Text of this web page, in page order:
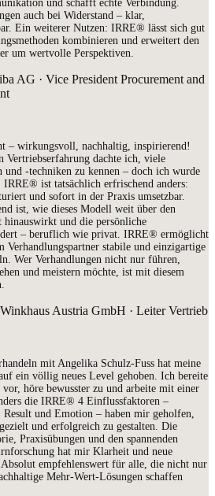
und schafft echte Verbindung.
auch bei Widerstand – klar,
Ein weiterer Nutzen: IRRE® lässt sich gut
kombinieren und erweitert den
um wertvolle Perspektiven.
AG · Vice President Procurement and
– wirkungsvoll, nachhaltig, inspirierend!
Vertriebserfahrung dachte ich, viele
und -techniken zu kennen – doch ich wurde
IRRE® ist tatsächlich erfrischend anders:
und sofort in der Praxis umsetzbar.
ist, wie dieses Modell weit über den
hinauswirkt und die persönliche
– beruflich wie privat. IRRE® ermöglicht
Verhandlungspartner stabile und einzigartige
Wer Verhandlungen nicht nur führen,
und meistern möchte, ist mit diesem
Austria GmbH · Leiter Vertrieb
mit Angelika Schulz-Fuss hat meine
ein völlig neues Level gehoben. Ich bereite
höre bewusster zu und arbeite mit einer
die IRRE® 4 Einflussfaktoren –
und Emotion – haben mir geholfen,
und erfolgreich zu gestalten. Die
Praxisübungen und den spannenden
hat mir Klarheit und neue
empfehlenswert für alle, die nicht nur
Mehr-Wert-Lösungen schaffen